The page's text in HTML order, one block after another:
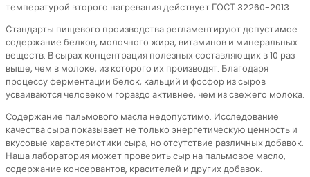
температурой второго нагревания действует ГОСТ 32260-2013.
Стандарты пищевого производства регламентируют допустимое
содержание белков, молочного жира, витаминов и минеральных
веществ. В сырах концентрация полезных составляющих в 10 раз
выше, чем в молоке, из которого их производят. Благодаря
процессу ферментации белок, кальций и фосфор из сыров
усваиваются человеком гораздо активнее, чем из свежего молока.
Содержание пальмового масла недопустимо. Исследование
качества сыра показывает не только энергетическую ценность и
вкусовые характеристики сыра, но отсутствие различных добавок.
Наша лаборатория может проверить сыр на пальмовое масло,
содержание консервантов, красителей и других добавок.